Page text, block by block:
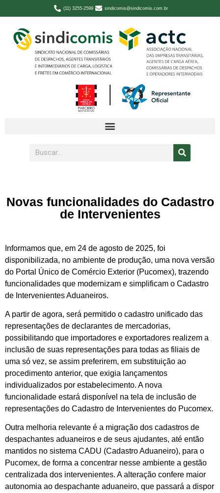
(11) 3255-2599 sindicomis@sindicomis.com.br
Novas funcionalidades do Cadastro
de Intervenientes
Informamos que, em 24 de agosto de 2025, foi
disponibilizada, no ambiente de produção, uma nova versão
do Portal Único de Comércio Exterior (Pucomex), trazendo
funcionalidades que modernizam e simplificam o Cadastro
de Intervenientes Aduaneiros.
A partir de agora, será permitido o cadastro unificado das
representações de declarantes de mercadorias,
possibilitando que importadores e exportadores realizem a
inclusão de suas representações para todas as filiais de
uma só vez, se assim preferirem, em substituição ao
procedimento anterior, que exigia lançamentos
individualizados por estabelecimento. A nova
funcionalidade estará disponível na tela de inclusão de
representações do Cadastro de Intervenientes do Pucomex.
Outra melhoria relevante é a migração dos cadastros de
despachantes aduaneiros e de seus ajudantes, até então
mantidos no sistema CADU (Cadastro Aduaneiro), para o
Pucomex, de forma a concentrar nesse ambiente a gestão
centralizada dos intervenientes. A alteração confere maior
autonomia ao despachante aduaneiro, que passará a dispor